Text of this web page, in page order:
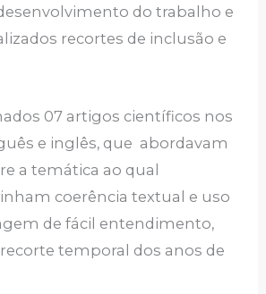
do trabalho e
recortes de inclusão e
07 artigos científicos nos
e inglês, que abordavam
a temática ao qual
coerência textual e uso
de fácil entendimento,
temporal dos anos de